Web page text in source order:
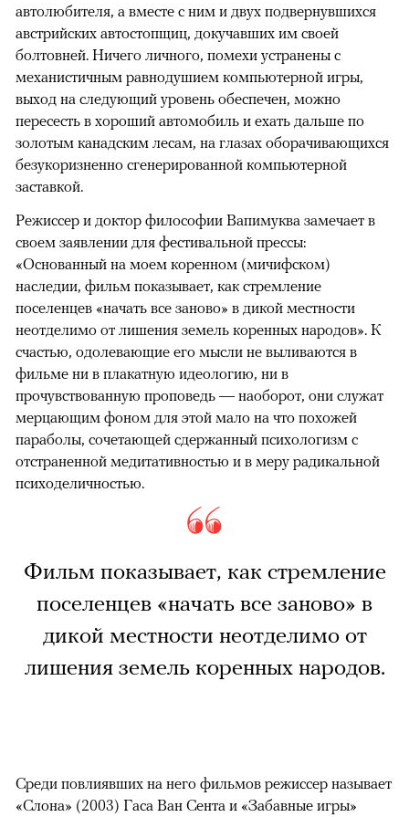
автолюбителя, а вместе с ним и двух подвернувшихся
австрийских автостопщиц, докучавших им своей
болтовней. Ничего личного, помехи устранены с
механистичным равнодушием компьютерной игры,
выход на следующий уровень обеспечен, можно
пересесть в хороший автомобиль и ехать дальше по
золотым канадским лесам, на глазах оборачивающихся
безукоризненно сгенерированной компьютерной
заставкой.
Режиссер и доктор философии Вапимуква замечает в
своем заявлении для фестивальной прессы:
«Основанный на моем коренном (мичифском)
наследии, фильм показывает, как стремление
поселенцев «начать все заново» в дикой местности
неотделимо от лишения земель коренных народов». К
счастью, одолевающие его мысли не выливаются в
фильме ни в плакатную идеологию, ни в
прочувствованную проповедь — наоборот, они служат
мерцающим фоном для этой мало на что похожей
параболы, сочетающей сдержанный психологизм с
отстраненной медитативностью и в меру радикальной
психоделичностью.
Фильм показывает, как стремление
поселенцев «начать все заново» в
дикой местности неотделимо от
лишения земель коренных народов.
Среди повлиявших на него фильмов режиссер называет
«Слона» (2003) Гаса Ван Сента и «Забавные игры»